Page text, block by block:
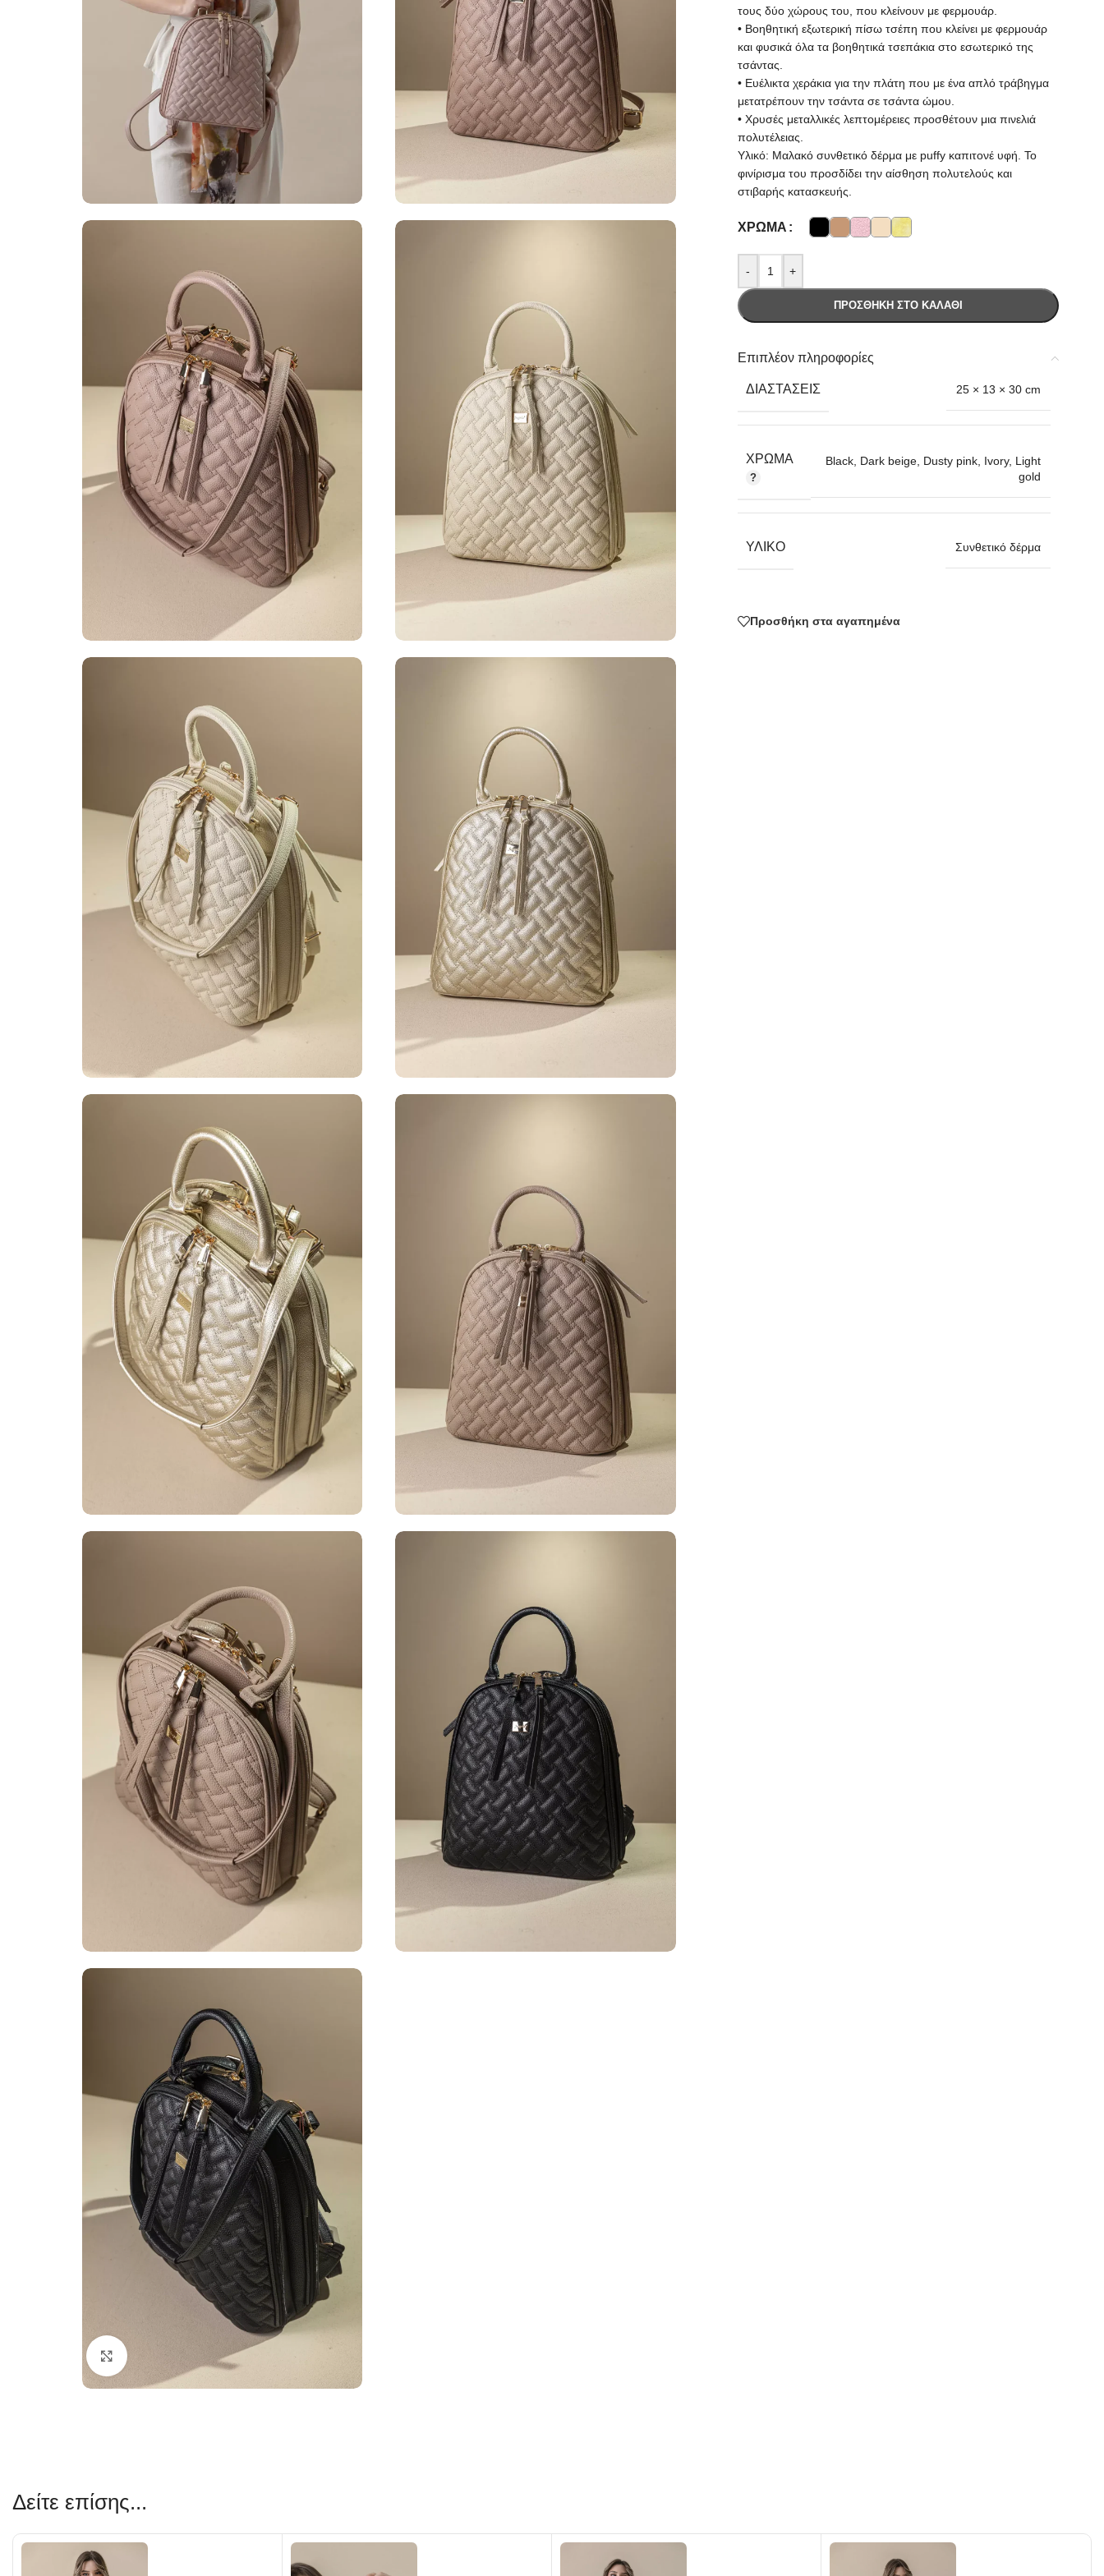
Κλικ για μεγέθυνση
τους δύο χώρους του, που κλείνουν με φερμουάρ.
• Βοηθητική εξωτερική πίσω τσέπη που κλείνει με φερμουάρ
και φυσικά όλα τα βοηθητικά τσεπάκια στο εσωτερικό της
τσάντας.
• Ευέλικτα χεράκια για την πλάτη που με ένα απλό τράβηγμα
μετατρέπουν την τσάντα σε τσάντα ώμου.
• Χρυσές μεταλλικές λεπτομέρειες προσθέτουν μια πινελιά
πολυτέλειας.
Υλικό: Μαλακό συνθετικό δέρμα με puffy καπιτονέ υφή. Το
φινίρισμα του προσδίδει την αίσθηση πολυτελούς και
στιβαρής κατασκευής.
ΧΡΏΜΑ
- +
ΠΡΟΣΘΉΚΗ ΣΤΟ ΚΑΛΆΘΙ
Επιπλέον πληροφορίες
ΔΙΑΣΤΆΣΕΙΣ 25 × 13 × 30 cm
ΧΡΏΜΑ Black, Dark beige, Dusty pink, Ivory, Light
gold
ΥΛΙΚΌ Συνθετικό δέρμα
Προσθήκη στα αγαπημένα
Δείτε επίσης...